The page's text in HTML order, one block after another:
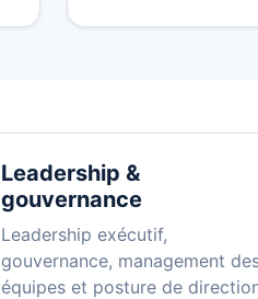
Leadership &
gouvernance
Leadership exécutif,
gouvernance, management
équipes et posture de